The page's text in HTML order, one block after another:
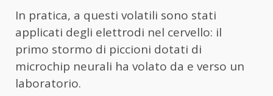
In pratica, a questi volatili sono stati
applicati degli elettrodi nel cervello: il
primo stormo di piccioni dotati di
microchip neurali ha volato da e verso un
laboratorio.